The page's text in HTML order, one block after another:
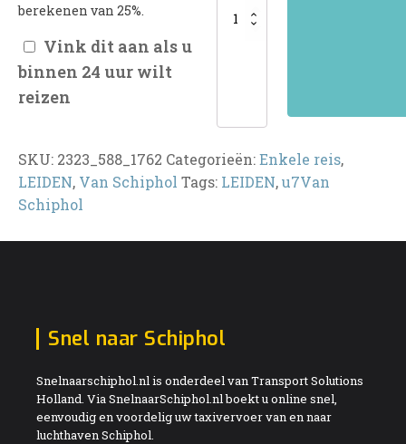
berekenen van 25%.
Vink dit aan als u
binnen 24 uur wilt
reizen
SKU: 2323_588_1762 Categorieën:Enkele reis,
LEIDEN, Van Schiphol Tags: LEIDEN,u7Van
Schiphol
Snel naar Schiphol
Snelnaarschiphol.nl is onderdeel van Transport Solutions
Holland. Via SnelnaarSchiphol.nl boekt u online snel,
eenvoudig en voordelig uw taxivervoer van en naar
luchthaven Schiphol.